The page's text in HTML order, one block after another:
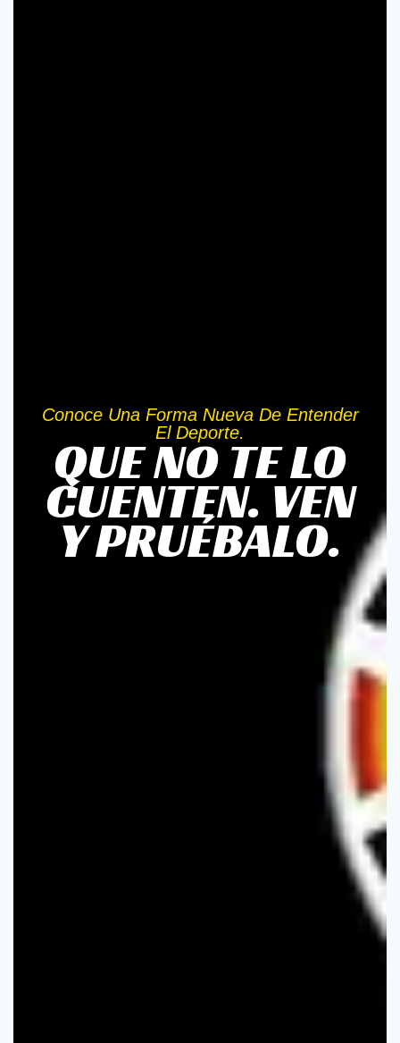
Conoce Una Forma Nueva De Entender
El Deporte.
QUE NO TE LO
CUENTEN. VEN
Y PRUÉBALO.